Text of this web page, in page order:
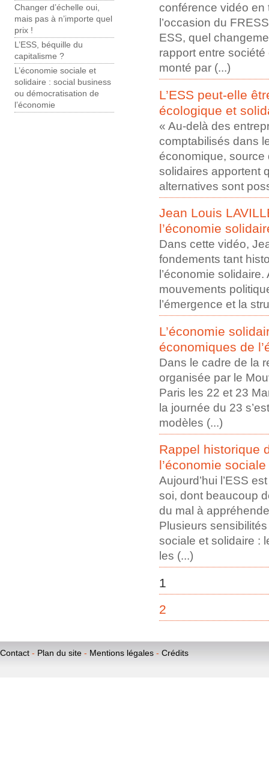
Changer d’échelle oui,
mais pas à n’importe quel
prix !
L’ESS, béquille du
capitalisme ?
L’économie sociale et
solidaire : social business
ou démocratisation de
l’économie
conférence vidéo en
l’occasion du
ESS, quel
rapport entre
monté par (...)
L’ESS peut-elle
écologique et
« Au-delà des
comptabilisés dans
économique, source
solidaires apportent
alternatives sont
Jean Louis
l’économie
Dans cette vidéo,
fondements tant
l’économie
mouvements
l’émergence et la
L’économie
économiques de
Dans le cadre de la
organisée par le
Paris les 22 et 23
la journée du 23
modèles (...)
Rappel historique
l’économie
Aujourd’hui l’ESS
soi, dont beaucoup
du mal à
Plusieurs
sociale et solidaire :
les (...)
1
2
Contact - Plan du site - Mentions légales - Crédits